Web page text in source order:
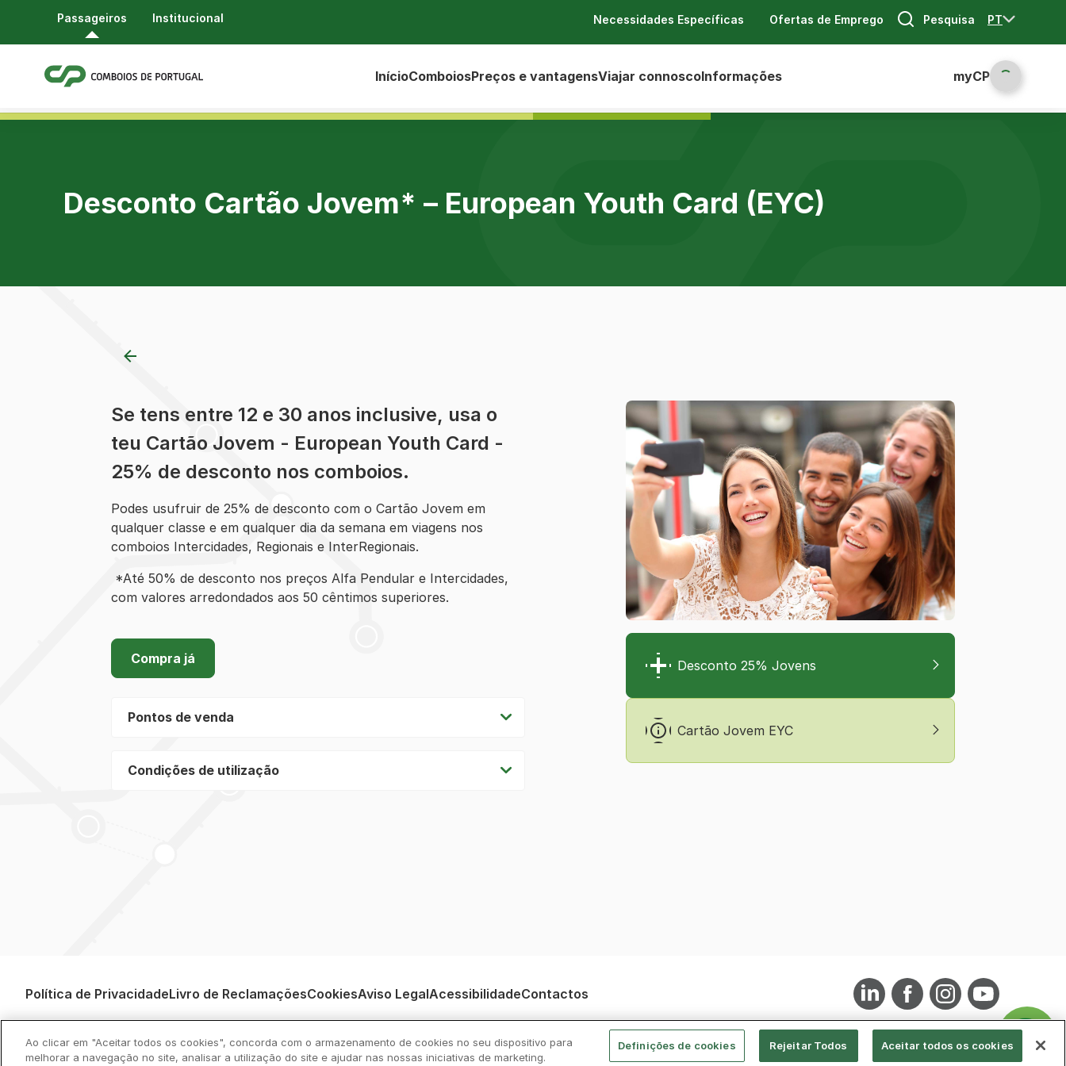
Institucional
Passageiros Necessidades Específicas Ofertas de Emprego Pesquisa PT
InícioComboiosPreços e vantagensViajar connoscoInformações myCP
Desconto Cartão Jovem* – European Youth Card (EYC)
Se tens entre 12 e 30 anos inclusive, usa o
teu Cartão Jovem - European Youth Card -
25% de desconto nos comboios.
Podes usufruir de 25% de desconto com o Cartão Jovem em
qualquer classe e em qualquer dia da semana em viagens nos
comboios Intercidades, Regionais e InterRegionais.
*Até 50% de desconto nos preços Alfa Pendular e Intercidades,
com valores arredondados aos 50 cêntimos superiores.
Compra já
Pontos de venda
Condições de utilização
Desconto 25% Jovens
Cartão Jovem EYC
Política de PrivacidadeLivro de ReclamaçõesCookiesAviso LegalAcessibilidadeContactos
© CP 2026, Todos os direitos reservados
Ao clicar em "Aceitar todos os cookies", concorda com o armazenamento de cookies no seu dispositivo para
melhorar a navegação no site, analisar a utilização do site e ajudar nas nossas iniciativas de marketing.
Definições de cookies Rejeitar Todos Aceitar todos os cookies